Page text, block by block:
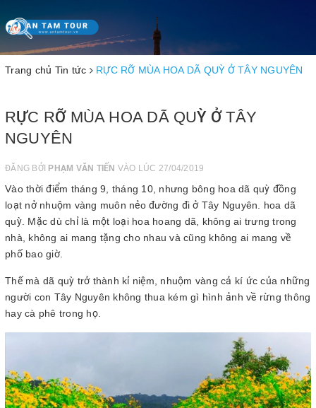
Toggle
navigation
Trang chủ Tin tức RỰC RỠ MÙA HOA DÃ QUỲ Ở TÂY NGUYÊN
RỰC RỠ MÙA HOA DÃ QUỲ Ở TÂY
NGUYÊN
ĐĂNG BỞI PHẠM VĂN TIẾN VÀO LÚC 27/04/2019
Vào thời điểm tháng 9, tháng 10, nhưng bông hoa dã quỳ đồng
loạt nở nhuộm vàng muôn nẻo đường đi ở Tây Nguyên. hoa dã
quỳ. Mặc dù chỉ là một loại hoa hoang dã, không ai trưng trong
nhà, không ai mang tặng cho nhau và cũng không ai mang về
phố bao giờ.
Thế mà dã quỳ trở thành kỉ niệm, nhuộm vàng cả kí ức của những
người con Tây Nguyên không thua kém gì hình ảnh về rừng thông
hay cà phê trong họ.